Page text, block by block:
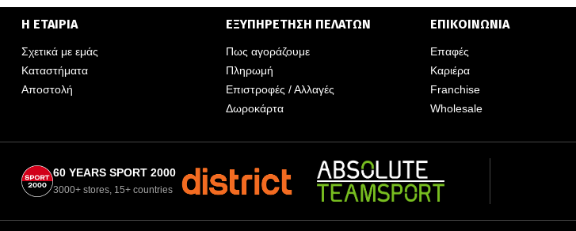
Η ΕΤΑΙΡΙΑ
Σχετικά με εμάς
Καταστήματα
Αποστολή
ΕΞΥΠΗΡΕΤΗΣΗ ΠΕΛΑΤΩΝ
Πως αγοράζουμε
Πληρωμή
Επιστροφές / Αλλαγές
Δωροκάρτα
ΕΠΙΚΟΙΝΩΝΙΑ
Επαφές
Καριέρα
Franchise
Wholesale
60 YEARS SPORT 2000
3000+ stores, 15+ countries